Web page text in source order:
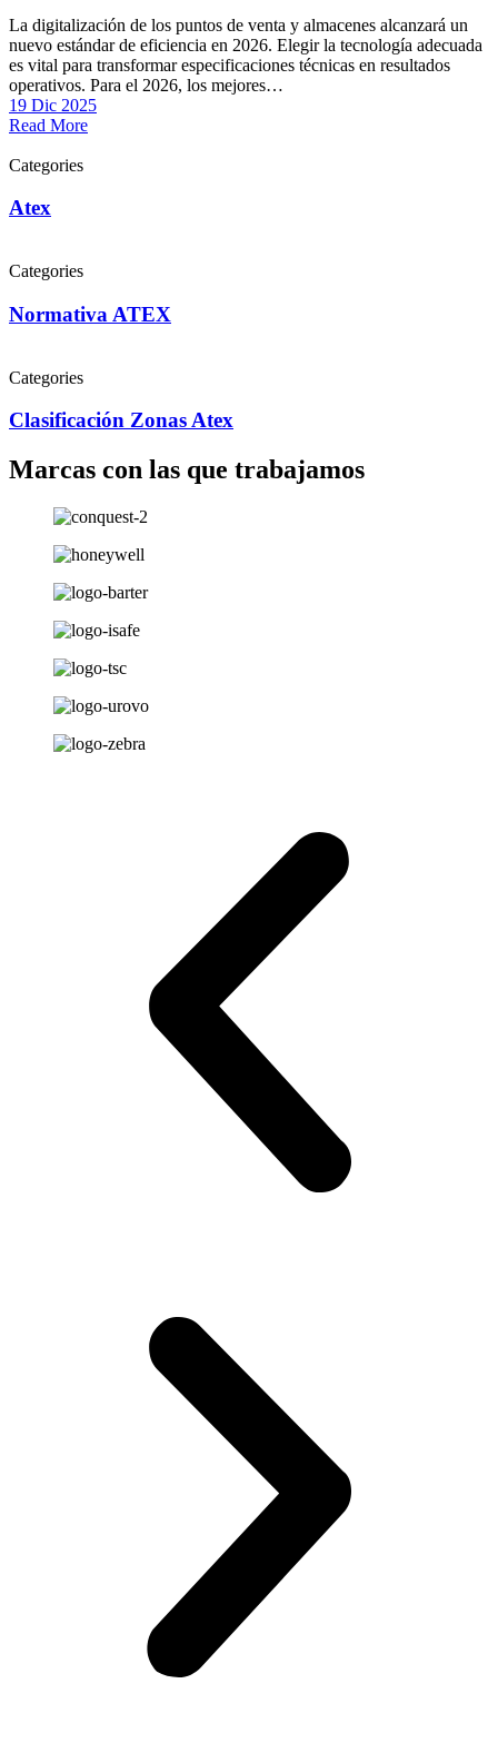
La digitalización de los puntos de venta y almacenes alcanzará un
nuevo estándar de eficiencia en 2026. Elegir la tecnología adecuada
es vital para transformar especificaciones técnicas en resultados
operativos. Para el 2026, los mejores…
19 Dic 2025
Read More
Categories
Atex
Categories
Normativa ATEX
Categories
Clasificación Zonas Atex
Marcas con las que trabajamos